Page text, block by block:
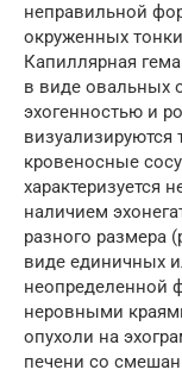
неправильной
окруженных
Капиллярная
в виде овальных
эхогенностью и
кровеносные
характеризуется
наличием
разного размера
виде единичных
неопределенной
неровными
опухоли на
печени со